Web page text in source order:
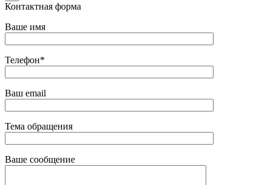
Контактная форма
Ваше имя
Телефон*
Ваш email
Тема обращения
Ваше сообщение